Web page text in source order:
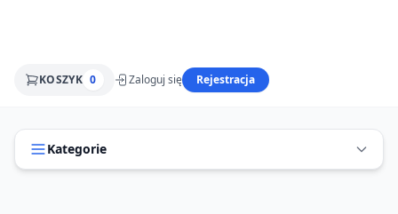
KOSZYK 0 Zaloguj się Rejestracja
Kategorie